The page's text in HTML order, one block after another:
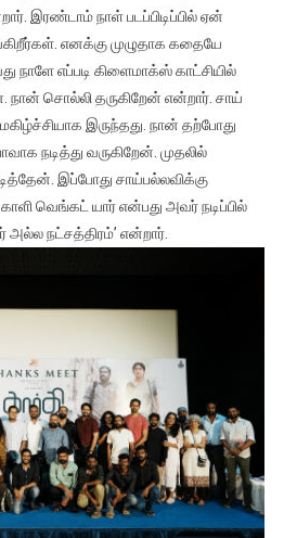
இரண்டாம் நாள் படப்பிடிப்பில் ஏன்
எனக்கு முழுதாக கதையே
நாளே எப்படி கிளைமாக்ஸ் காட்சியில்
நான் சொல்லி தருகிறேன் என்றார். சாய்
இருந்தது. நான் தற்போது
நடித்து வருகிறேன். முதலில்
இப்போது சாய்பல்லவிக்கு
வெங்கட் யார் என்பது அவர் நடிப்பில்
அல்ல நட்சத்திரம்’ என்றார்.